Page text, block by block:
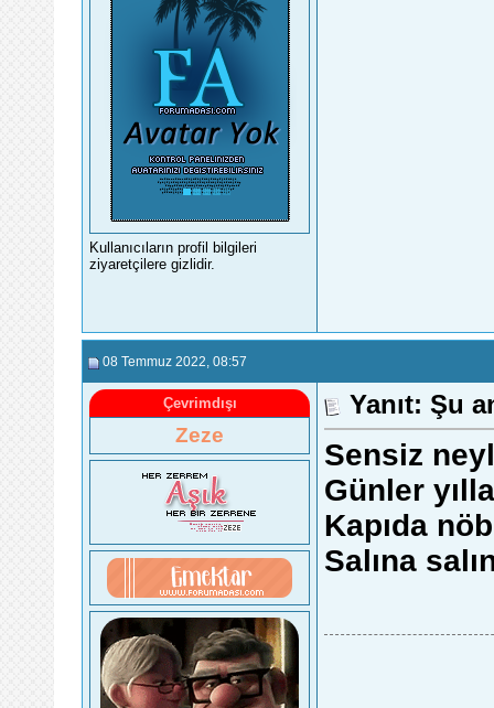
Kullanıcıların profil bilgileri
ziyaretçilere gizlidir.
08 Temmuz 2022 , 08:57
Çevrimdışı
Zeze
Yanıt: Şu
Sensiz
Günler
Kapıda
Salına